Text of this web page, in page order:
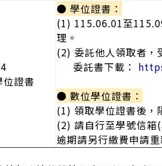
4
證書
● 學位證書：
(1) 115.06.01至
理。
(2) 委託他人領取者，
委託書下載：
● 數位學位證書：
(1) 領取學位證書後，
(2) 請自行至學號信
逾期請另行繳費申請重